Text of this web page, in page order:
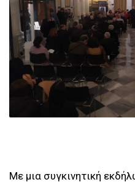
Με μια συγκινητική